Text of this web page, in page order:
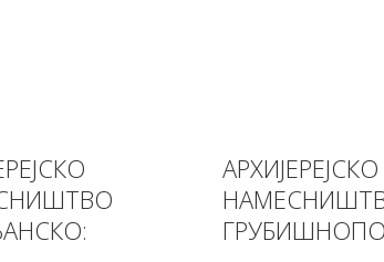
АРХИЈЕРЕЈСКО